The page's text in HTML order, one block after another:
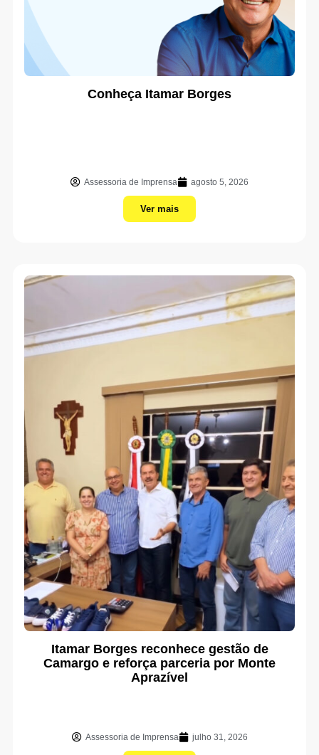
Conheça Itamar Borges
Assessoria de Imprensa agosto 5, 2026
Ver mais
Itamar Borges reconhece gestão de
Camargo e reforça parceria por Monte
Aprazível
Assessoria de Imprensa julho 31, 2026